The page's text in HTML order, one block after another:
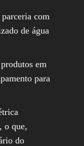
com
de água
em
para
o que,
do